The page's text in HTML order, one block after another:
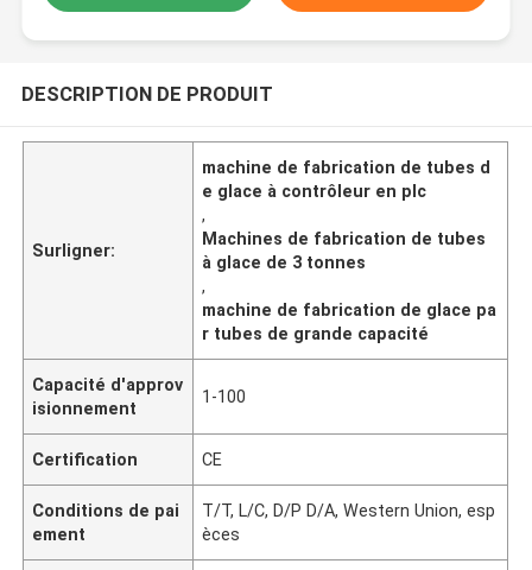
DESCRIPTION DE PRODUIT
Surligner:
machine de fabrication de tubes d
e glace à contrôleur en plc
,
Machines de fabrication de tubes
à glace de 3 tonnes
,
machine de fabrication de glace pa
r tubes de grande capacité
Capacité d'approv
isionnement
1-100
Certification CE
Conditions de pai
ement
T/T, L/C, D/P D/A, Western Union, esp
èces